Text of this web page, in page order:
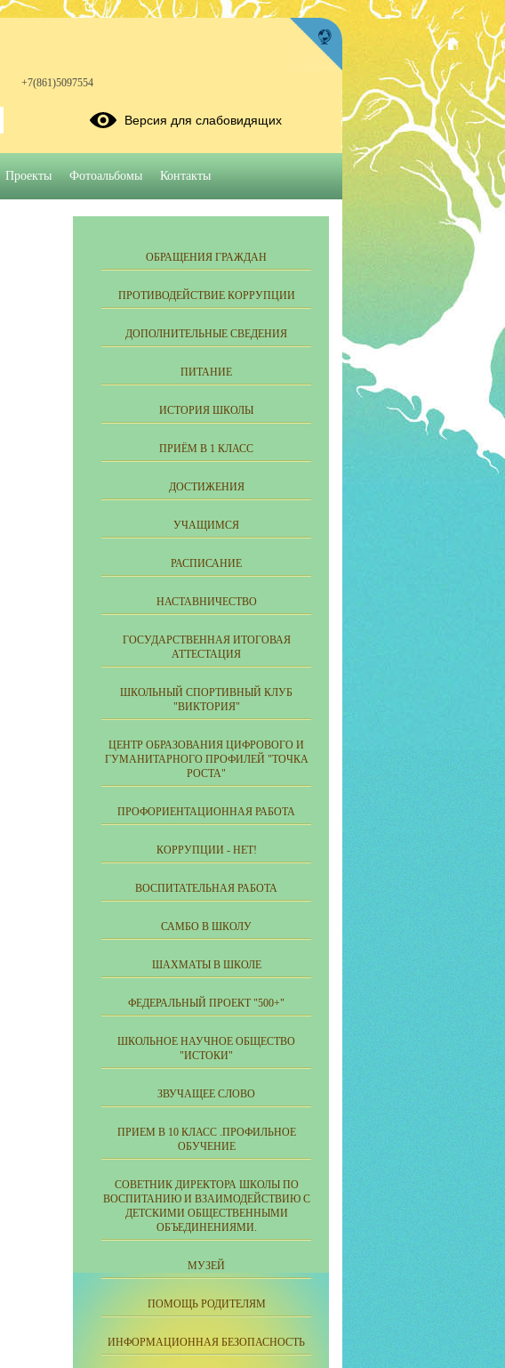
ОБРАЩЕНИЯ ГРАЖДАН
ПРОТИВОДЕЙСТВИЕ КОРРУПЦИИ
ДОПОЛНИТЕЛЬНЫЕ СВЕДЕНИЯ
ПИТАНИЕ
ИСТОРИЯ ШКОЛЫ
ПРИЁМ В 1 КЛАСС
ДОСТИЖЕНИЯ
УЧАЩИМСЯ
РАСПИСАНИЕ
НАСТАВНИЧЕСТВО
ГОСУДАРСТВЕННАЯ ИТОГОВАЯ
АТТЕСТАЦИЯ
ШКОЛЬНЫЙ СПОРТИВНЫЙ КЛУБ
"ВИКТОРИЯ"
ЦЕНТР ОБРАЗОВАНИЯ ЦИФРОВОГО И
ГУМАНИТАРНОГО ПРОФИЛЕЙ "ТОЧКА
РОСТА"
ПРОФОРИЕНТАЦИОННАЯ РАБОТА
КОРРУПЦИИ - НЕТ!
ВОСПИТАТЕЛЬНАЯ РАБОТА
САМБО В ШКОЛУ
ШАХМАТЫ В ШКОЛЕ
ФЕДЕРАЛЬНЫЙ ПРОЕКТ "500+"
ШКОЛЬНОЕ НАУЧНОЕ ОБЩЕСТВО
"ИСТОКИ"
ЗВУЧАЩЕЕ СЛОВО
ПРИЕМ В 10 КЛАСС .ПРОФИЛЬНОЕ
ОБУЧЕНИЕ
СОВЕТНИК ДИРЕКТОРА ШКОЛЫ ПО
ВОСПИТАНИЮ И ВЗАИМОДЕЙСТВИЮ С
ДЕТСКИМИ ОБЩЕСТВЕННЫМИ
ОБЪЕДИНЕНИЯМИ.
МУЗЕЙ
ПОМОЩЬ РОДИТЕЛЯМ
ИНФОРМАЦИОННАЯ БЕЗОПАСНОСТЬ
+7(861)5097554
Версия для слабовидящих
Проекты Фотоальбомы Контакты